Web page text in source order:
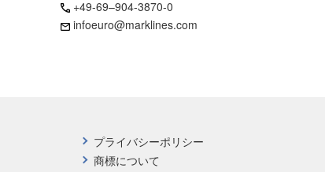
+49-69–904-3870-0
infoeuro@marklines.com
プライバシーポリシー
商標について